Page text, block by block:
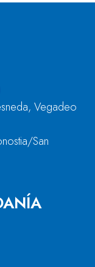
Vegadeo
San